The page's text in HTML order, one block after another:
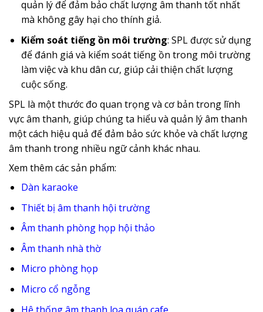
quản lý để đảm bảo chất lượng âm thanh tốt nhất
mà không gây hại cho thính giả.
Kiểm soát tiếng ồn môi trường: SPL được sử dụng
để đánh giá và kiểm soát tiếng ồn trong môi trường
làm việc và khu dân cư, giúp cải thiện chất lượng
cuộc sống.
SPL là một thước đo quan trọng và cơ bản trong lĩnh
vực âm thanh, giúp chúng ta hiểu và quản lý âm thanh
một cách hiệu quả để đảm bảo sức khỏe và chất lượng
âm thanh trong nhiều ngữ cảnh khác nhau.
Xem thêm các sản phẩm:
Dàn karaoke
Thiết bị âm thanh hội trường
Âm thanh phòng họp hội thảo
Âm thanh nhà thờ
Micro phòng họp
Micro cổ ngỗng